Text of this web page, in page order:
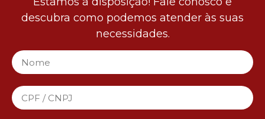
descubra como podemos atender às suas
necessidades.